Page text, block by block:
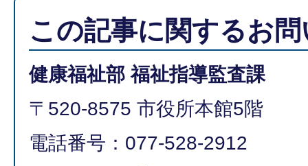
この記事に関するお
健康福祉部 福祉指導監査課
〒520-8575 市役所本館5階
電話番号：077-528-2912